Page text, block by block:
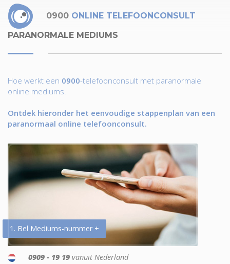
0900 ONLINE TELEFOONCONSULT
PARANORMALE MEDIUMS
Hoe werkt een 0900-telefoonconsult met paranormale
online mediums.
Ontdek hieronder het eenvoudige stappenplan van een
paranormaal online telefoonconsult.
1. Bel Mediums-nummer +
0909 - 19 19 vanuit Nederland